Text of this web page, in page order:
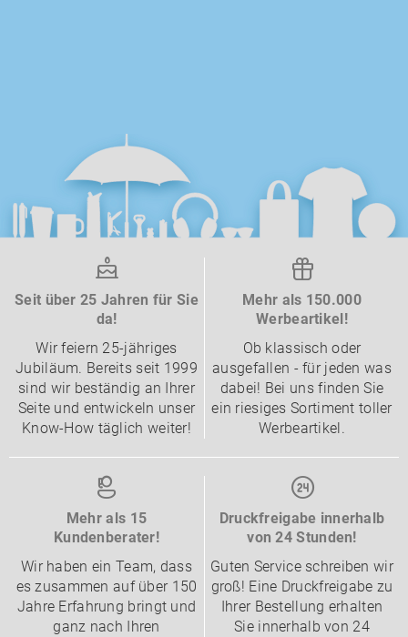
Seit über 25 Jahren für Sie
da!
Wir feiern 25-jähriges
Jubiläum. Bereits seit 1999
sind wir beständig an Ihrer
Seite und entwickeln unser
Know-How täglich weiter!
Mehr als 150.000
Werbeartikel!
Ob klassisch oder
ausgefallen - für jeden was
dabei! Bei uns finden Sie
ein riesiges Sortiment toller
Werbeartikel.
Mehr als 15
Kundenberater!
Wir haben ein Team, dass
es zusammen auf über 150
Jahre Erfahrung bringt und
ganz nach Ihren
Druckfreigabe innerhalb
von 24 Stunden!
Guten Service schreiben wir
groß! Eine Druckfreigabe zu
Ihrer Bestellung erhalten
Sie innerhalb von 24